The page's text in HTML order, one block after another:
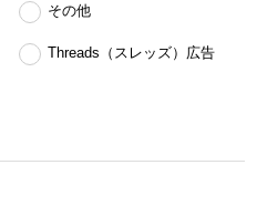
その他
Threads（スレッズ）広告